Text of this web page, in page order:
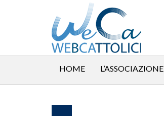
HOME L’ASSOCIAZIONE